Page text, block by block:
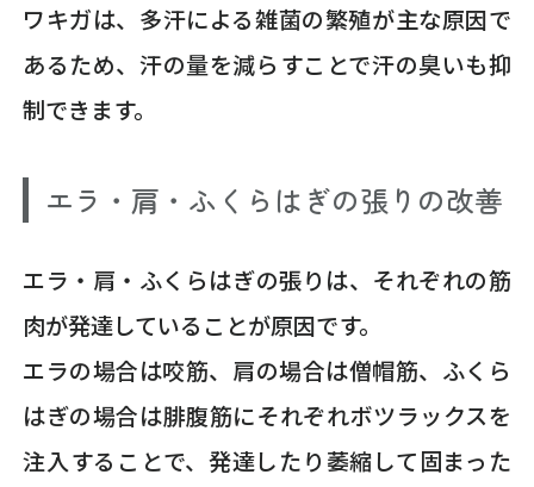
ワキガは、多汗による雑菌の繁殖が主な原因で
あるため、汗の量を減らすことで汗の臭いも抑
制できます。
エラ・肩・ふくらはぎの張りの改善
エラ・肩・ふくらはぎの張りは、それぞれの筋
肉が発達していることが原因です。
エラの場合は咬筋、肩の場合は僧帽筋、ふくら
はぎの場合は腓腹筋にそれぞれボツラックスを
注入することで、発達したり萎縮して固まった